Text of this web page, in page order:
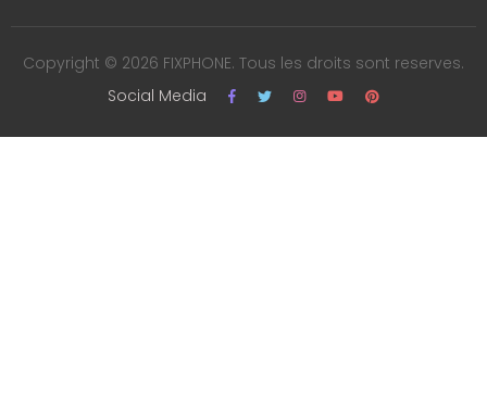
Copyright © 2026 FIXPHONE. Tous les droits sont reserves.
Social Media